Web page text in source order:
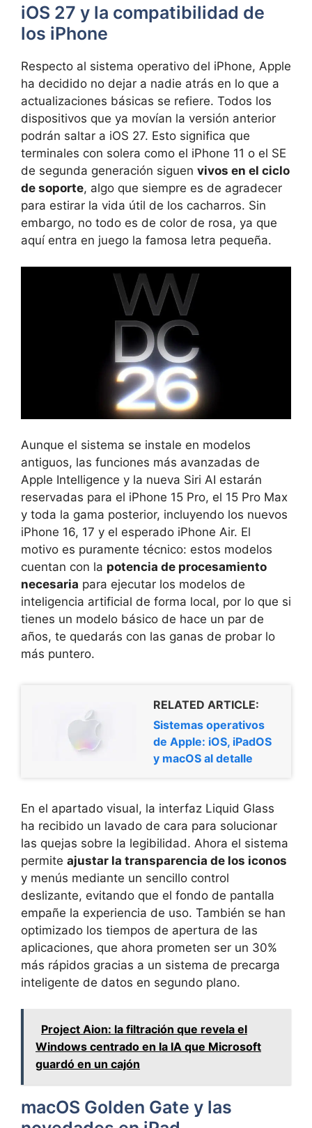
iOS 27 y la compatibilidad de
los iPhone
Respecto al sistema operativo del iPhone, Apple
ha decidido no dejar a nadie atrás en lo que a
actualizaciones básicas se refiere. Todos los
dispositivos que ya movían la versión anterior
podrán saltar a iOS 27. Esto significa que
terminales con solera como el iPhone 11 o el SE
de segunda generación siguen vivos en el ciclo
de soporte, algo que siempre es de agradecer
para estirar la vida útil de los cacharros. Sin
embargo, no todo es de color de rosa, ya que
aquí entra en juego la famosa letra pequeña.
Aunque el sistema se instale en modelos
antiguos, las funciones más avanzadas de
Apple Intelligence y la nueva Siri AI estarán
reservadas para el iPhone 15 Pro, el 15 Pro Max
y toda la gama posterior, incluyendo los nuevos
iPhone 16, 17 y el esperado iPhone Air. El
motivo es puramente técnico: estos modelos
cuentan con la potencia de procesamiento
necesaria para ejecutar los modelos de
inteligencia artificial de forma local, por lo que si
tienes un modelo básico de hace un par de
años, te quedarás con las ganas de probar lo
más puntero.
RELATED ARTICLE:
Sistemas operativos
de Apple: iOS, iPadOS
y macOS al detalle
En el apartado visual, la interfaz Liquid Glass
ha recibido un lavado de cara para solucionar
las quejas sobre la legibilidad. Ahora el sistema
permite ajustar la transparencia de los iconos
y menús mediante un sencillo control
deslizante, evitando que el fondo de pantalla
empañe la experiencia de uso. También se han
optimizado los tiempos de apertura de las
aplicaciones, que ahora prometen ser un 30%
más rápidos gracias a un sistema de precarga
inteligente de datos en segundo plano.
Project Aion: la filtración que revela el
Windows centrado en la IA que Microsoft
guardó en un cajón
macOS Golden Gate y las